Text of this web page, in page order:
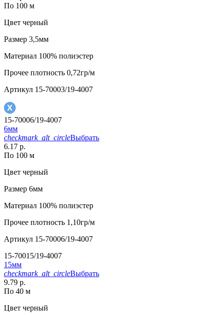
По 100 м
Цвет черный
Размер 3,5мм
Материал 100% полиэстер
Прочее плотность 0,72гр/м
Артикул 15-70003/19-4007
15-70006/19-4007
6мм
checkmark_alt_circleВыбрать
6.17 р.
По 100 м
Цвет черный
Размер 6мм
Материал 100% полиэстер
Прочее плотность 1,10гр/м
Артикул 15-70006/19-4007
15-70015/19-4007
15мм
checkmark_alt_circleВыбрать
9.79 р.
По 40 м
Цвет черный